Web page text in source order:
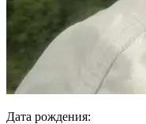
Дата рождения: